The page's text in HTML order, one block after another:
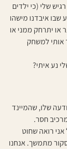
שלי (כי ילדים
שבו איבדנו מישהו
או יתרחק ממני או
אותי למשחק
נע איתי?
שלו, שהמיינד
חסר.
רואה שחוט
מתמשך. אנחנו